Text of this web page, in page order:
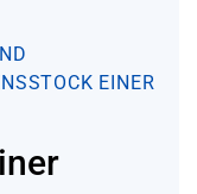
EINER